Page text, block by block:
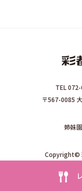
TEL
〒567-0085
姉妹
Copyright©